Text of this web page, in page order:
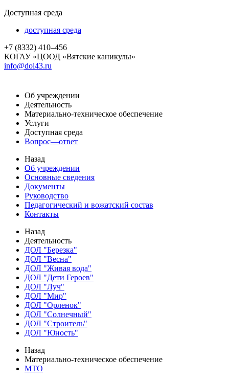
Доступная среда
доступная среда
+7 (8332) 410–456
КОГАУ «ЦООД «Вятские каникулы»
info@dol43.ru
Об учреждении
Деятельность
Материально-техническое обеспечение
Услуги
Доступная среда
Вопрос—ответ
Назад
Об учреждении
Основные сведения
Документы
Руководство
Педагогический и вожатский состав
Контакты
Назад
Деятельность
ДОЛ "Березка"
ДОЛ "Весна"
ДОЛ "Живая вода"
ДОЛ "Дети Героев"
ДОЛ "Луч"
ДОЛ "Мир"
ДОЛ "Орленок"
ДОЛ "Солнечный"
ДОЛ "Строитель"
ДОЛ "Юность"
Назад
Материально-техническое обеспечение
МТО